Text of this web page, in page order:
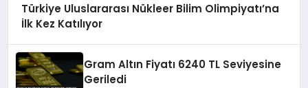
Türkiye Uluslararası Nükleer Bilim Olimpiyatı’na
İlk Kez Katılıyor
Gram Altın Fiyatı 6240 TL Seviyesine
Geriledi